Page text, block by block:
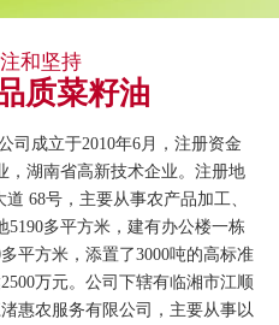
和坚持
质菜籽油
成立于2010年6月，注册资金
，湖南省高新技术企业。注册地
68号，主要从事农产品加工、
多平方米，建有办公楼一栋
平方米，添置了3000吨的高标准
万元。公司下辖有临湘市江顺
惠农服务有限公司，主要从事以